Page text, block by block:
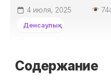
4 июля, 2025
Денсаулық
Содержание